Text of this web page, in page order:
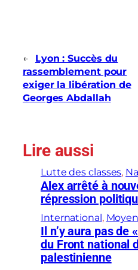
←
Lyon : Succès du
rassemblement pour
exiger la libération de
Georges Abdallah
Lire aussi
Lutte des classes,
Alex arrêté à
répression
International ,
Il n’y aura pas de
du Front national
palestinienne